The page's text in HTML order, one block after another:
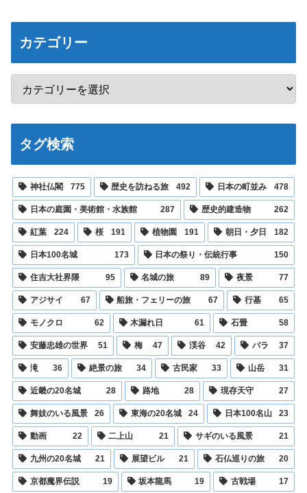
カテゴリー
タグ検索
神社仏閣 775 歴史を訪ねる旅 492 日本の町並み 478
日本の庭園・美術館・水族館 287 歴史的建造物 262
紅葉 224 桜 191 植物園 191 朝日・夕日 182
日本100名城 173 日本の祭り・伝統行事 150
住吉大社界隈 95 名城の旅 89 夜景 77
アジサイ 67 船旅・フェリーの旅 67 行基 65
モノクロ 62 木漏れ日 61 石畳 58
安藤忠雄の世界 51 梅 47 渓谷 42 バラ 37
滝 36 絶景の旅 34 古民家 33 山岳 31
近畿の20名城 28 路地 28 現存天守 27
舞妓のいる風景 26 東海の20名城 24 日本100名山 23
動画 22 二上山 21 サギのいる風景 21
九州の20名城 21 展望ビル 21 石仏巡りの旅 20
京都魔界伝説 19 坂本龍馬 19 古戦場 17